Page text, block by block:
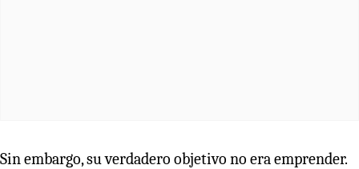
Sin embargo, su verdadero objetivo no era emprender.